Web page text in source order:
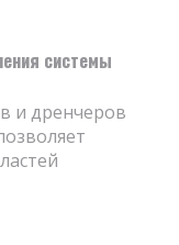
системы
и дренчеров